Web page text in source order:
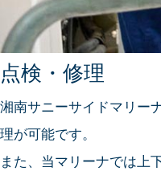
点検・修理
湘南サニーサイドマリー
理が可能です。
また、当マリーナでは上